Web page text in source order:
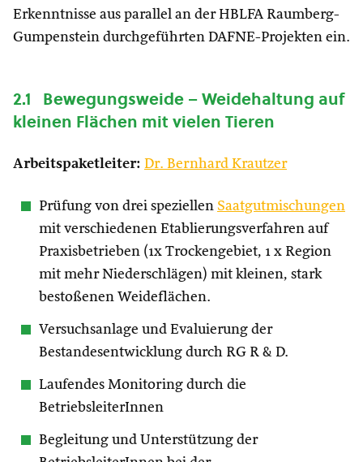
Erkenntnisse aus parallel an der HBLFA Raumberg-
Gumpenstein durchgeführten DAFNE-Projekten ein.
2.1 Bewegungsweide – Weidehaltung auf
kleinen Flächen mit vielen Tieren
Arbeitspaketleiter: Dr. Bernhard Krautzer
Prüfung von drei speziellen Saatgutmischungen
mit verschiedenen Etablierungsverfahren auf
Praxisbetrieben (1x Trockengebiet, 1 x Region
mit mehr Niederschlägen) mit kleinen, stark
bestoßenen Weideflächen.
Versuchsanlage und Evaluierung der
Bestandesentwicklung durch RG R & D.
Laufendes Monitoring durch die
BetriebsleiterInnen
Begleitung und Unterstützung der